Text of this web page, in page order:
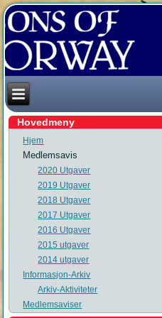
Hovedmeny
Hjem
Medlemsavis
2020 Utgaver
2019 Utgaver
2018 Utgaver
2017 Utgaver
2016 Utgaver
2015 utgaver
2014 utgaver
Informasjon-Arkiv
Arkiv-Aktiviteter
Medlemsaviser